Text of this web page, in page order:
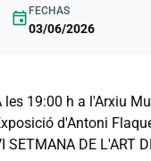
event FECHAS
03/06/2026
les 19:00 h a l'Arxiu
d'Antoni
SETMANA DE L'ART